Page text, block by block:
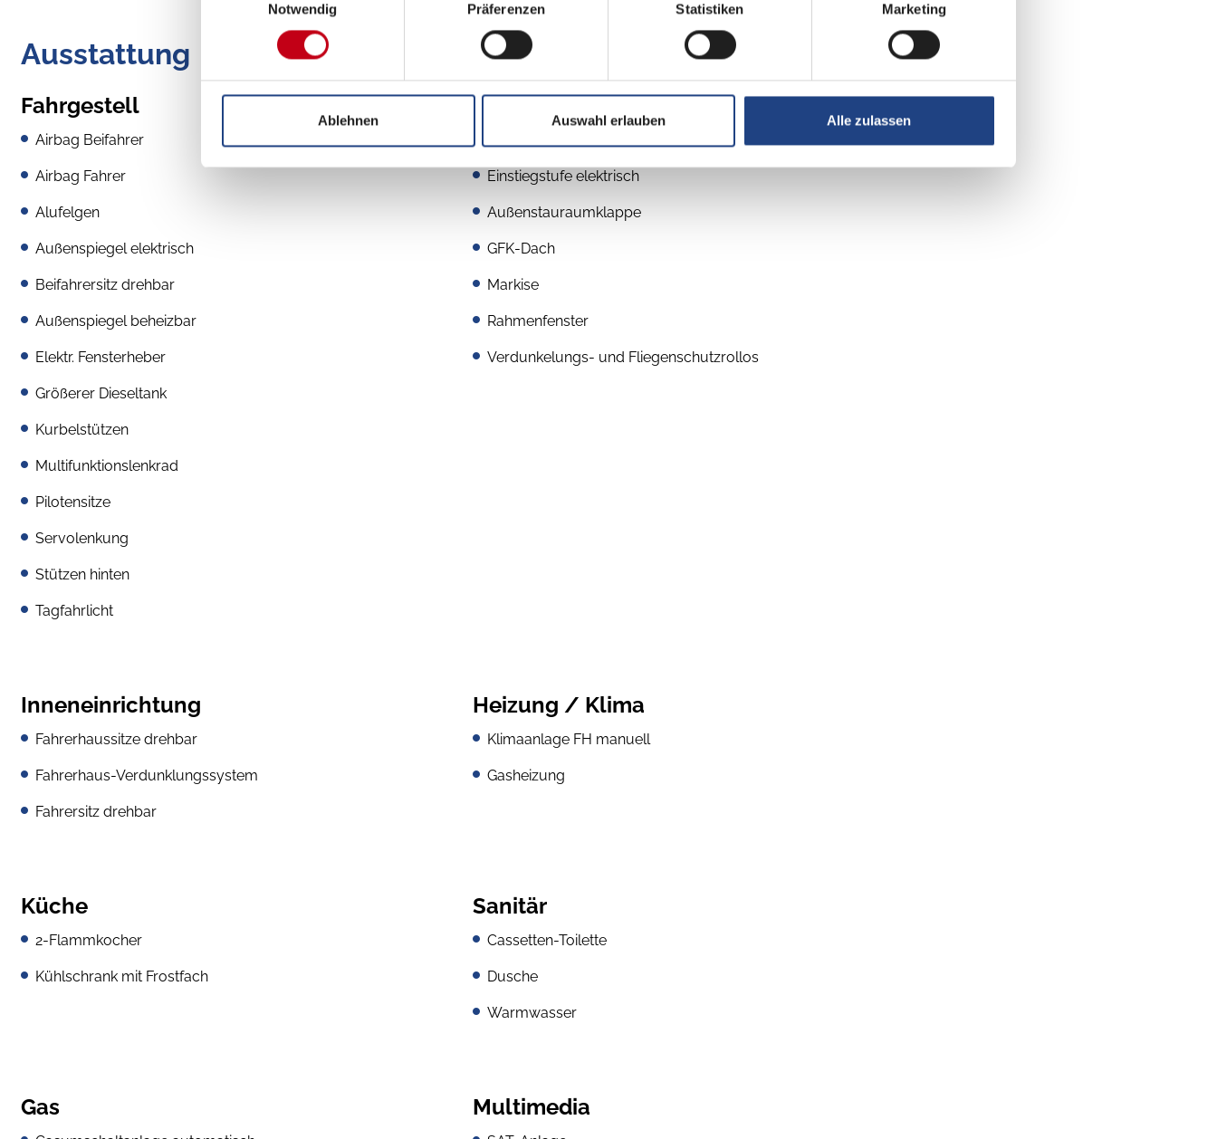
Notwendig
Präferenzen Statistiken Marketing
Ablehnen Auswahl erlauben Alle zulassen
Ausstattung
Fahrgestell
Airbag Beifahrer
Airbag Fahrer
Alufelgen
Außenspiegel elektrisch
Beifahrersitz drehbar
Außenspiegel beheizbar
Elektr. Fensterheber
Größerer Dieseltank
Kurbelstützen
Multifunktionslenkrad
Pilotensitze
Servolenkung
Stützen hinten
Tagfahrlicht
Aufbau
Einstiegstufe elektrisch
Außenstauraumklappe
GFK-Dach
Markise
Rahmenfenster
Verdunkelungs- und Fliegenschutzrollos
Inneneinrichtung
Fahrerhaussitze drehbar
Fahrerhaus-Verdunklungssystem
Fahrersitz drehbar
Heizung / Klima
Klimaanlage FH manuell
Gasheizung
Küche
2-Flammkocher
Kühlschrank mit Frostfach
Sanitär
Cassetten-Toilette
Dusche
Warmwasser
Gas Multimedia